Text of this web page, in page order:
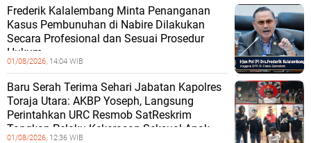
Frederik Kalalembang Minta Penanganan
Kasus Pembunuhan di Nabire Dilakukan
Secara Profesional dan Sesuai Prosedur
Hukum
01/08/2026, 14:04 WIB
Baru Serah Terima Sehari Jabatan Kapolres
Toraja Utara: AKBP Yoseph, Langsung
Perintahkan URC Resmob SatReskrim
Tangkap Pelaku Kekerasan Seksual Anak
01/08/2026, 12:36 WIB